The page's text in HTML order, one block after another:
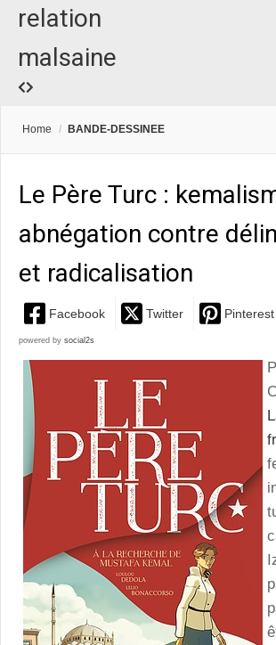
relation
malsaine
Home / BANDE-DESSINEE
Le Père Turc :
abnégation contre
et radicalisation
Facebook Twitter Pinterest
powered by social2s